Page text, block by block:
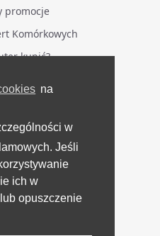
na
w
Jeśli
ich w
opuszczenie
promocje
Komórkowych
kupić?
Videotestów